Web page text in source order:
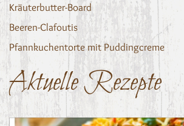
Kräuterbutter-Board
Beeren-Clafoutis
Pfannkuchentorte mit Puddingcreme
Aktuelle Rezepte